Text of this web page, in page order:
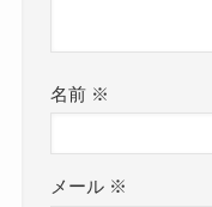
名前 ※
メール ※